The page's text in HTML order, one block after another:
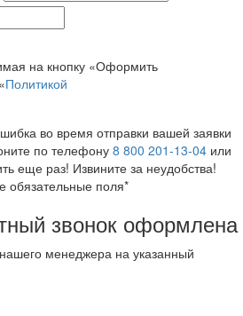
на кнопку «Оформить
Политикой
во время отправки вашей заявки
по телефону 8 800 201-13-04 или
еще раз! Извините за неудобства!
обязательные поля*
звонок оформлена
менеджера на указанный